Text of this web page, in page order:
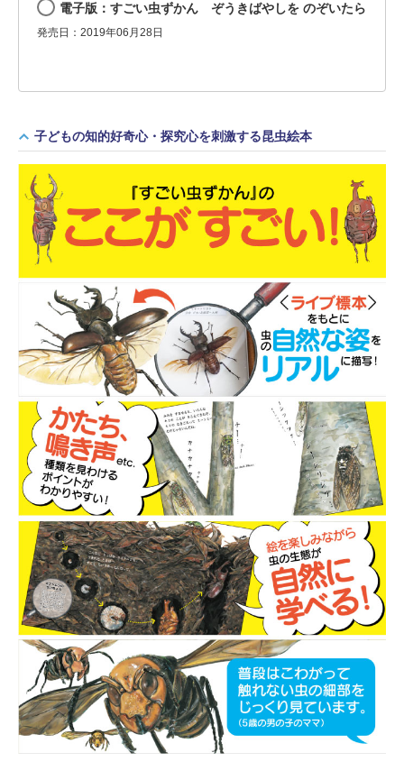
電子版：すごい虫ずかん ぞうきばやしを のぞいたら
発売日：2019年06月28日
子どもの知的好奇心・探究心を刺激する昆虫絵本